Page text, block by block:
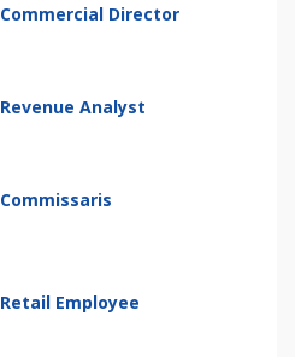
Commercial Director
Revenue Analyst
Commissaris
Retail Employee